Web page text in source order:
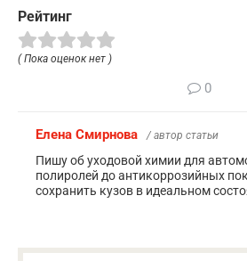
Рейтинг
( Пока оценок нет )
0
Елена Смирнова / автор статьи
Пишу об уходовой химии для
полиролей до антикоррозийных
сохранить кузов в идеальном